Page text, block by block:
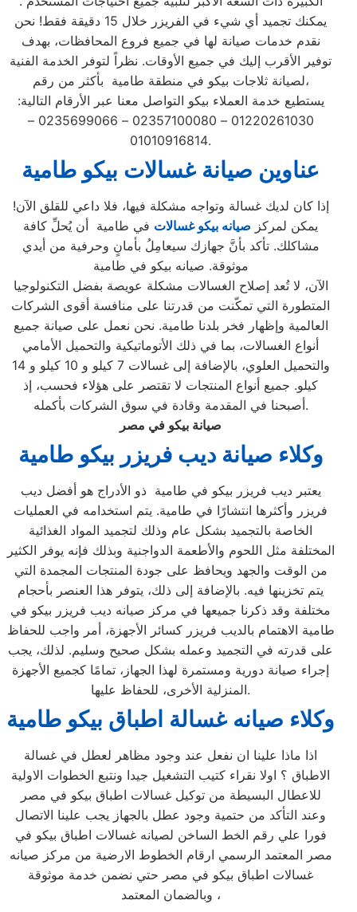
يمكنك تجميد أي شيء في الفريزر خلال 15 دقيقة فقط! نحن
نقدم خدمات صيانة لها في جميع فروع المحافظات، بهدف
توفير الأقرب إليك في جميع الأوقات. نظراً لتوفر الخدمة الفنية
لصيانة ثلاجات بيكو في منطقة طامية بأكثر من رقم،
يستطيع خدمة العملاء بيكو التواصل معنا عبر الأرقام التالية:
01220261030 – 02357100080 – 0235699066 –
01010916814.
عناوين صيانة غسالات بيكو طامية
إذا كان لديك غسالة وتواجه مشكلة فيها، فلا داعي للقلق الآن!
يمكن لمركز صيانه بيكو غسالات في طامية أن يُحلِّ كافة
مشاكلك. تأكد بأنَّ جهازك سيعامِلُ بأمانٍ وحرفية من أيدي
موثوقة. صيانه بيكو في طامية
الآن، لا تُعد إصلاح الغسالات مشكلة عويصة بفضل التكنولوجيا
المتطورة التي تمكّنت من قدرتنا على منافسة أقوى الشركات
العالمية وإظهار فخر بلدنا طامية. نحن نعمل على صيانة جميع
أنواع الغسالات، بما في ذلك الأتوماتيكية والتحميل الأمامي
والتحميل العلوي، بالإضافة إلى غسالات 7 كيلو و 10 كيلو و 14
كيلو. جميع أنواع المنتجات لا تقتصر على هؤلاء فحسب، إذ
أصبحنا في المقدمة وقادة في سوق الشركات بأكمله.
صيانة بيكو في مصر
وكلاء صيانة ديب فريزر بيكو طامية
يعتبر ديب فريزر بيكو في طامية ذو الأدراج هو أفضل ديب
فريزر وأكثرها انتشارًا في طامية. يتم استخدامه في العمليات
الخاصة بالتجميد بشكل عام وذلك لتجميد المواد الغذائية
المختلفة مثل اللحوم والأطعمة الدواجنية وبذلك فإنه يوفر الكثير
من الوقت والجهد ويحافظ على جودة المنتجات المجمدة التي
يتم تخزينها فيه. بالإضافة إلى ذلك، يتوفر هذا العنصر بأحجام
مختلفة وقد ذكرنا جميعها في مركز صيانه ديب فريزر بيكو في
طامية الاهتمام بالديب فريزر كسائر الأجهزة، أمر واجب للحفاظ
على قدرته في التجميد وعمله بشكل صحيح وسليم. لذلك، يجب
إجراء صيانة دورية ومستمرة لهذا الجهاز، تمامًا كجميع الأجهزة
المنزلية الأخرى، للحفاظ عليها.
وكلاء صيانه غسالة اطباق بيكو طامية
اذا ماذا علينا ان نفعل عند وجود مظاهر لعطل في غسالة
الاطباق ؟ اولا نقراء كتيب التشغيل جيدا ونتبع الخطوات الاولية
للاعطال البسيطة من توكيل غسالات اطباق بيكو في مصر
وعند التأكد من حتمية وجود عطل بالجهاز يجب علينا الاتصال
فورا علي رقم الخط الساخن لصيانه غسالات اطباق بيكو في
مصر المعتمد الرسمي ارقام الخطوط الارضية من مركز صيانه
غسالات اطباق بيكو في مصر حتي نضمن خدمة موثوقة
وبالضمان المعتمد ،